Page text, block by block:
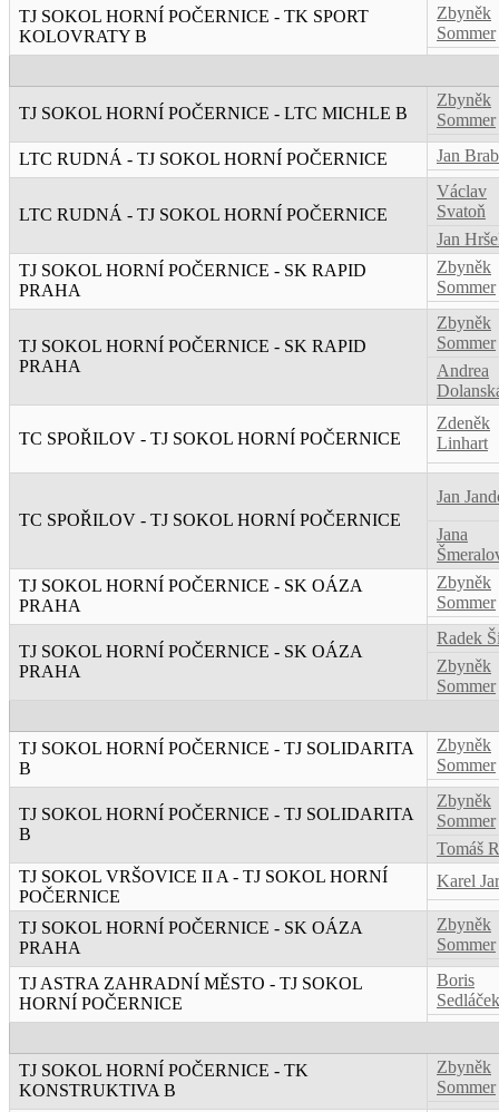
TJ SOKOL HORNÍ POČERNICE - TK SPORT
KOLOVRATY B
Zbyněk
Sommer
TJ SOKOL HORNÍ POČERNICE - LTC MICHLE B
Zbyněk
Sommer
LTC RUDNÁ - TJ SOKOL HORNÍ POČERNICE Jan
LTC RUDNÁ - TJ SOKOL HORNÍ POČERNICE
Václav
Svatoň
Jan
TJ SOKOL HORNÍ POČERNICE - SK RAPID
PRAHA
Zbyněk
Sommer
TJ SOKOL HORNÍ POČERNICE - SK RAPID
PRAHA
Zbyněk
Sommer
Andrea
TC SPOŘILOV - TJ SOKOL HORNÍ POČERNICE
Zdeněk
Linhart
TC SPOŘILOV - TJ SOKOL HORNÍ POČERNICE
Jan
Jana
TJ SOKOL HORNÍ POČERNICE - SK OÁZA
PRAHA
Zbyněk
Sommer
TJ SOKOL HORNÍ POČERNICE - SK OÁZA
PRAHA
Radek
Zbyněk
Sommer
TJ SOKOL HORNÍ POČERNICE - TJ SOLIDARITA
B
Zbyněk
Sommer
TJ SOKOL HORNÍ POČERNICE - TJ SOLIDARITA
B
Zbyněk
Sommer
Tomáš
TJ SOKOL VRŠOVICE II A - TJ SOKOL HORNÍ
POČERNICE
Karel
TJ SOKOL HORNÍ POČERNICE - SK OÁZA
PRAHA
Zbyněk
Sommer
TJ ASTRA ZAHRADNÍ MĚSTO - TJ SOKOL
HORNÍ POČERNICE
Boris
Sedláček
TJ SOKOL HORNÍ POČERNICE - TK
KONSTRUKTIVA B
Zbyněk
Sommer